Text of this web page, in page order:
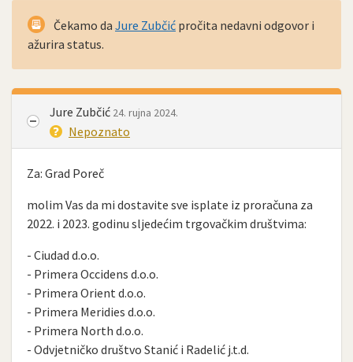
Čekamo da Jure Zubčić pročita nedavni odgovor i
ažurira status.
Jure Zubčić 24. rujna 2024.
Nepoznato
Za: Grad Poreč
molim Vas da mi dostavite sve isplate iz proračuna za
2022. i 2023. godinu sljedećim trgovačkim društvima:
- Ciudad d.o.o.
- Primera Occidens d.o.o.
- Primera Orient d.o.o.
- Primera Meridies d.o.o.
- Primera North d.o.o.
- Odvjetničko društvo Stanić i Radelić j.t.d.